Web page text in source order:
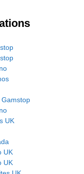
Gamstop
UK
UK
UK